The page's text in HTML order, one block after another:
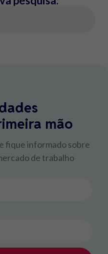
mão
fique informado sobre
de trabalho